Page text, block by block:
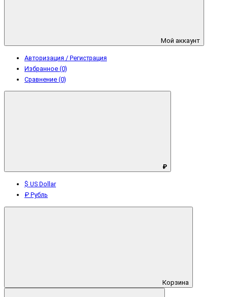
Мой аккаунт
Авторизация / Регистрация
Избранное (0)
Сравнение (0)
₽
$ US Dollar
₽ Рубль
Корзина